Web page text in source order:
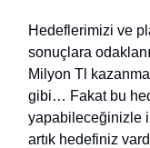
Hedeflerimizi ve
sonuçlara
Milyon Tl
gibi… Fakat bu
yapabileceğinizle
artık hedefiniz